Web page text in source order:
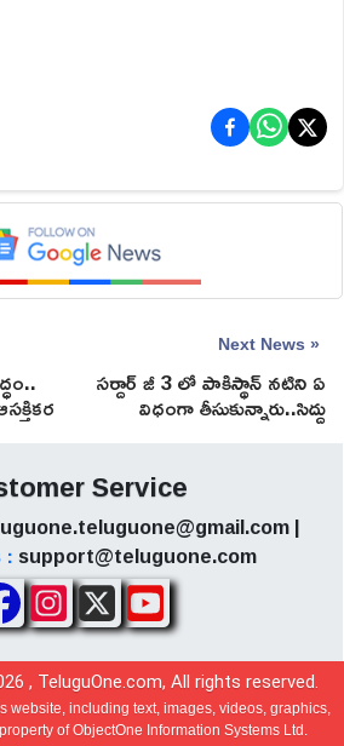
Next News »
సర్దార్ జీ 3 లో పాకిస్థాన్ నటిని ఏ
విధంగా తీసుకున్నారు..సిద్దు
సమాధానం ఏంటో తెలుసా!
Service
|
: support@teluguone.com
, TeluguOne.com, All rights reserved.
website, including text, images, videos, graphics,
of ObjectOne Information Systems Ltd.